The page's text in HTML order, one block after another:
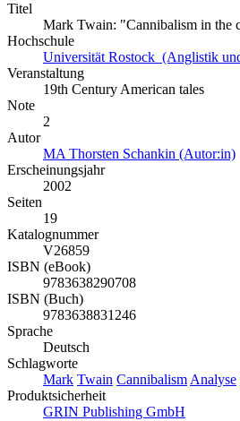
Titel
Mark Twain: "Cannibalism in the
Hochschule
Universität Rostock (Anglistik
Veranstaltung
19th Century American tales
Note
2
Autor
MA Thorsten Schankin (Autor:in)
Erscheinungsjahr
2002
Seiten
19
Katalognummer
V26859
ISBN (eBook)
9783638290708
ISBN (Buch)
9783638831246
Sprache
Deutsch
Schlagworte
Mark Twain Cannibalism Analyse
Produktsicherheit
GRIN Publishing GmbH